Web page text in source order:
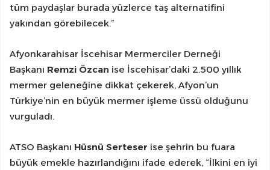
tüm paydaşlar burada yüzlerce taş alternatifini
yakından görebilecek.”
Afyonkarahisar İscehisar Mermerciler Derneği
Başkanı Remzi Özcan ise İscehisar’daki 2.500 yıllık
mermer geleneğine dikkat çekerek, Afyon’un
Türkiye’nin en büyük mermer işleme üssü olduğunu
vurguladı.
ATSO Başkanı Hüsnü Serteser ise şehrin bu fuara
büyük emekle hazırlandığını ifade ederek, “İlkini en iyi